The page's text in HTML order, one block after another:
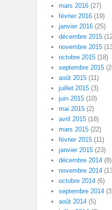
mars 2016 (27)
février 2016 (19)
janvier 2016 (25)
décembre 2015
novembre 2015
octobre 2015 (18)
septembre 2015
août 2015 (11)
juillet 2015 (3)
juin 2015 (10)
mai 2015 (2)
avril 2015 (18)
mars 2015 (22)
février 2015 (11)
janvier 2015 (23)
décembre 2014 (8)
novembre 2014
octobre 2014 (6)
septembre 2014
août 2014 (5)